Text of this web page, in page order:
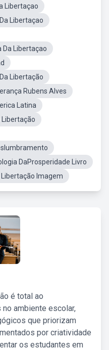
Libertaçao
Libertaçao
Da Libertaçao
Libertação
Rubens Alves
Latina
Libertação
DaProsperidade Livro
Libertação Imagem
é total ao
ambiente escolar,
que priorizam
por criatividade
os estudantes em